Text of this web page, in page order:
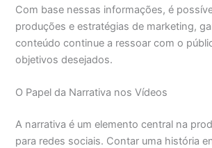
Com base nessas informações, é
produções e estratégias de marketing,
conteúdo continue a ressoar com o
objetivos desejados.
O Papel da Narrativa nos Vídeos
A narrativa é um elemento central na
para redes sociais. Contar uma história